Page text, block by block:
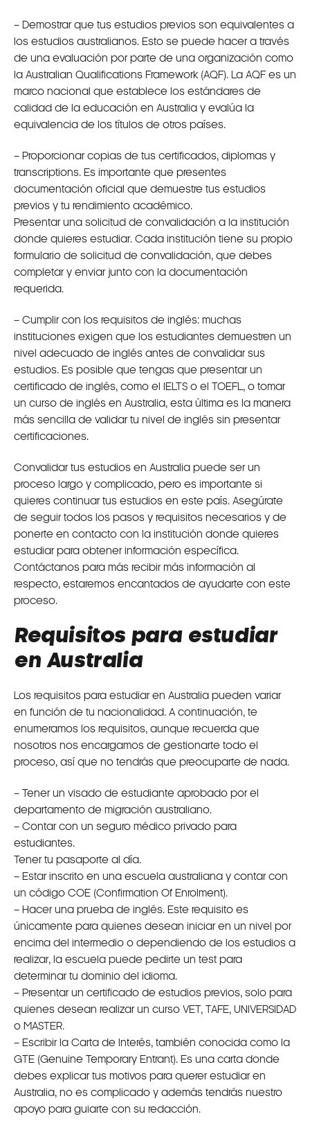
– Demostrar que tus estudios previos son equivalentes a
los estudios australianos. Esto se puede hacer a través
de una evaluación por parte de una organización como
la Australian Qualifications Framework (AQF). La AQF es un
marco nacional que establece los estándares de
calidad de la educación en Australia y evalúa la
equivalencia de los títulos de otros países.
– Proporcionar copias de tus certificados, diplomas y
transcriptions. Es importante que presentes
documentación oficial que demuestre tus estudios
previos y tu rendimiento académico.
Presentar una solicitud de convalidación a la institución
donde quieres estudiar. Cada institución tiene su propio
formulario de solicitud de convalidación, que debes
completar y enviar junto con la documentación
requerida.
– Cumplir con los requisitos de inglés: muchas
instituciones exigen que los estudiantes demuestren un
nivel adecuado de inglés antes de convalidar sus
estudios. Es posible que tengas que presentar un
certificado de inglés, como el IELTS o el TOEFL, o tomar
un curso de inglés en Australia, esta última es la manera
más sencilla de validar tu nivel de inglés sin presentar
certificaciones.
Convalidar tus estudios en Australia puede ser un
proceso largo y complicado, pero es importante si
quieres continuar tus estudios en este país. Asegúrate
de seguir todos los pasos y requisitos necesarios y de
ponerte en contacto con la institución donde quieres
estudiar para obtener información específica.
Contáctanos para más recibir más información al
respecto, estaremos encantados de ayudarte con este
proceso.
Requisitos para estudiar
en Australia
Los requisitos para estudiar en Australia pueden variar
en función de tu nacionalidad. A continuación, te
enumeramos los requisitos, aunque recuerda que
nosotros nos encargamos de gestionarte todo el
proceso, así que no tendrás que preocuparte de nada.
– Tener un visado de estudiante aprobado por el
departamento de migración australiano.
– Contar con un seguro médico privado para
estudiantes.
Tener tu pasaporte al día.
– Estar inscrito en una escuela australiana y contar con
un código COE (Confirmation Of Enrolment).
– Hacer una prueba de inglés. Este requisito es
únicamente para quienes desean iniciar en un nivel por
encima del intermedio o dependiendo de los estudios a
realizar, la escuela puede pedirte un test para
determinar tu dominio del idioma.
– Presentar un certificado de estudios previos, solo para
quienes desean realizar un curso VET, TAFE, UNIVERSIDAD
o MASTER.
– Escribir la Carta de Interés, también conocida como la
GTE (Genuine Temporary Entrant). Es una carta donde
debes explicar tus motivos para querer estudiar en
Australia, no es complicado y además tendrás nuestro
apoyo para guiarte con su redacción.